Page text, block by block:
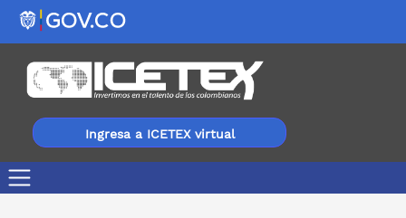
Ingresa a ICETEX virtual